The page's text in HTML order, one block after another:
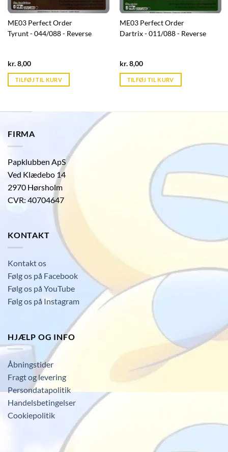
ME03 Perfect Order
Tyrunt - 044/088 - Reverse
kr.8,00Current
is:
kr. 39,95.
TILFØJ TIL KURV
ME03 Perfect Order
Dartrix - 011/088 - Reverse
kr.8,00Current
is:
kr. 39,95.
TILFØJ TIL KURV
FIRMA
Papklubben ApS
Ved Klædebo 14
2970 Hørsholm
CVR: 40704647
KONTAKT
Kontakt os
Følg os på Facebook
Følg os på YouTube
Følg os på Instagram
HJÆLP OG INFO
Åbningstider
Fragt og levering
Persondatapolitik
Handelsbetingelser
Cookiepolitik